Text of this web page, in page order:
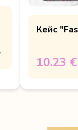
Кейс
10.23 €